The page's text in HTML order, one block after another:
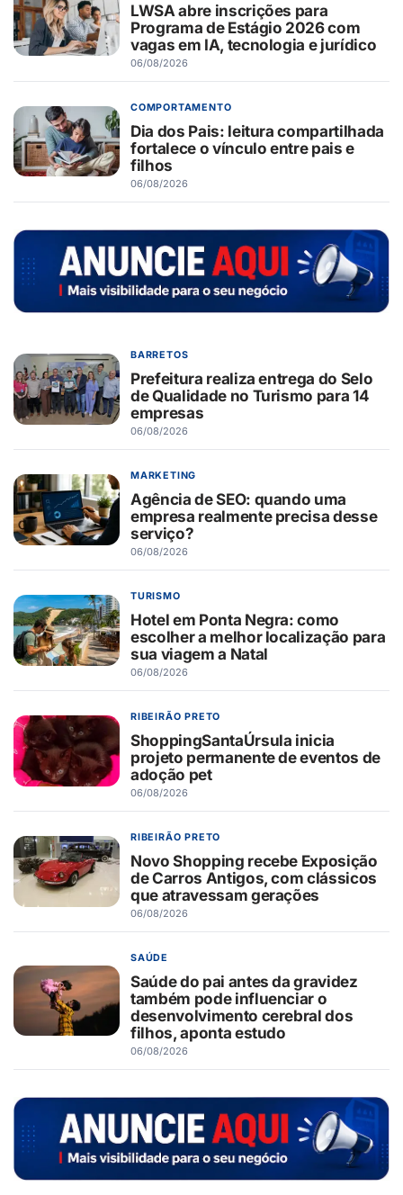
LWSA abre inscrições para
Programa de Estágio 2026 com
vagas em IA, tecnologia e jurídico
06/08/2026
COMPORTAMENTO
Dia dos Pais: leitura compartilhada
fortalece o vínculo entre pais e
filhos
06/08/2026
BARRETOS
Prefeitura realiza entrega do Selo
de Qualidade no Turismo para 14
empresas
06/08/2026
MARKETING
Agência de SEO: quando uma
empresa realmente precisa desse
serviço?
06/08/2026
TURISMO
Hotel em Ponta Negra: como
escolher a melhor localização para
sua viagem a Natal
06/08/2026
RIBEIRÃO PRETO
ShoppingSantaÚrsula inicia
projeto permanente de eventos de
adoção pet
06/08/2026
RIBEIRÃO PRETO
Novo Shopping recebe Exposição
de Carros Antigos, com clássicos
que atravessam gerações
06/08/2026
SAÚDE
Saúde do pai antes da gravidez
também pode influenciar o
desenvolvimento cerebral dos
filhos, aponta estudo
06/08/2026